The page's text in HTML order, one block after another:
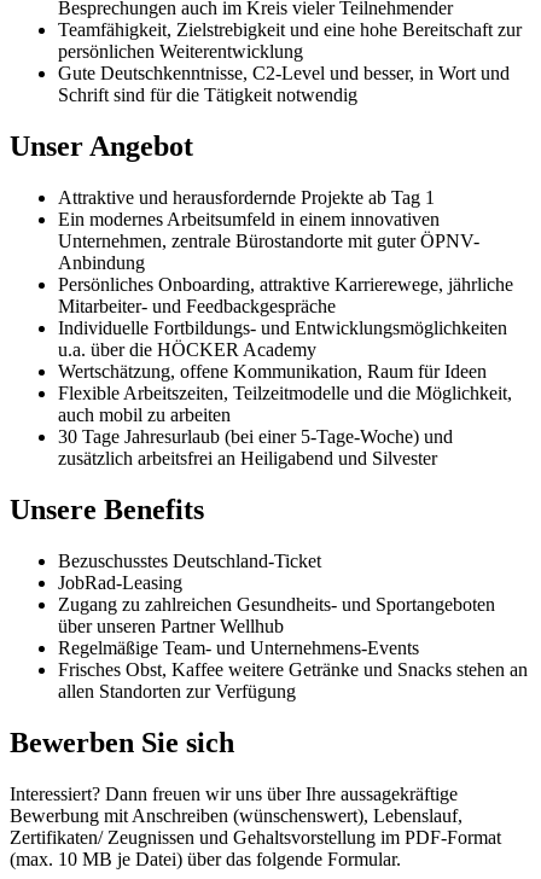
Besprechungen auch im Kreis vieler Teilnehmender
Teamfähigkeit, Zielstrebigkeit und eine hohe Bereitschaft zur
persönlichen Weiterentwicklung
Gute Deutschkenntnisse, C2-Level und besser, in Wort und
Schrift sind für die Tätigkeit notwendig
Unser Angebot
Attraktive und herausfordernde Projekte ab Tag 1
Ein modernes Arbeitsumfeld in einem innovativen
Unternehmen, zentrale Bürostandorte mit guter ÖPNV-
Anbindung
Persönliches Onboarding, attraktive Karrierewege, jährliche
Mitarbeiter- und Feedbackgespräche
Individuelle Fortbildungs- und Entwicklungsmöglichkeiten
u.a. über die HÖCKER Academy
Wertschätzung, offene Kommunikation, Raum für Ideen
Flexible Arbeitszeiten, Teilzeitmodelle und die Möglichkeit,
auch mobil zu arbeiten
30 Tage Jahresurlaub (bei einer 5-Tage-Woche) und
zusätzlich arbeitsfrei an Heiligabend und Silvester
Unsere Benefits
Bezuschusstes Deutschland-Ticket
JobRad-Leasing
Zugang zu zahlreichen Gesundheits- und Sportangeboten
über unseren Partner Wellhub
Regelmäßige Team- und Unternehmens-Events
Frisches Obst, Kaffee weitere Getränke und Snacks stehen an
allen Standorten zur Verfügung
Bewerben Sie sich
Interessiert? Dann freuen wir uns über Ihre aussagekräftige
Bewerbung mit Anschreiben (wünschenswert), Lebenslauf,
Zertifikaten/ Zeugnissen und Gehaltsvorstellung im PDF-Format
(max. 10 MB je Datei) über das folgende Formular.